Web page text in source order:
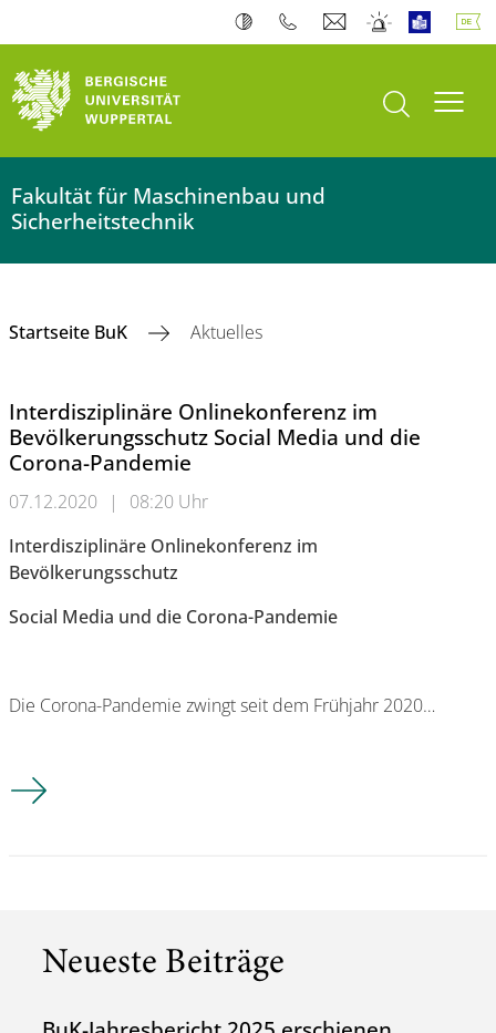
Suche öffnen
Fakultät für Maschinenbau und
Sicherheitstechnik
Startseite BuK Aktuelles
Interdisziplinäre Onlinekonferenz im
Bevölkerungsschutz Social Media und die
Corona-Pandemie
07.12.2020 |
08:20 Uhr
Interdisziplinäre Onlinekonferenz im
Bevölkerungsschutz
Social Media und die Corona-Pandemie
Die Corona-Pandemie zwingt seit dem Frühjahr 2020…
Interdisziplinäre Onlinekonferenz im Bevölkerungsschutz
Neueste Beiträge